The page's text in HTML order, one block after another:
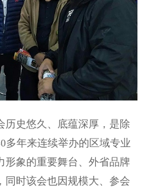
历史悠久、底蕴深厚，是除
多年来连续举办的区域专业
形象的重要舞台、外省品牌
同时该会也因规模大、参会